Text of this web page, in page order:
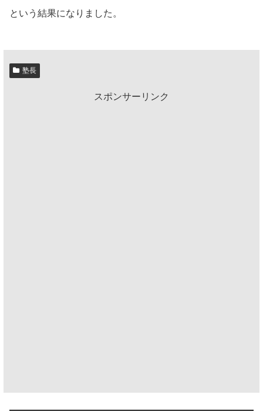
という結果になりました。
塾長
スポンサーリンク